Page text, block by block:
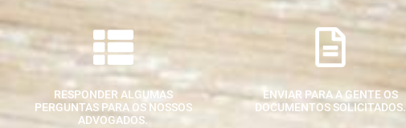
RESPONDER ALGUMAS
PERGUNTAS PARA OS NOSSOS
ADVOGADOS.
ENVIAR PARA A GENTE OS
DOCUMENTOS SOLICITADOS.